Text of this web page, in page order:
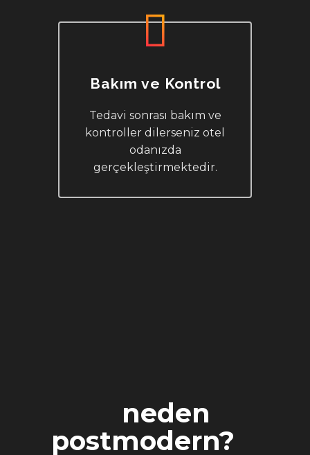
Bakım ve Kontrol
Tedavi sonrası bakım ve
kontroller dilerseniz otel
odanızda
gerçekleştirmektedir.
neden
postmodern?